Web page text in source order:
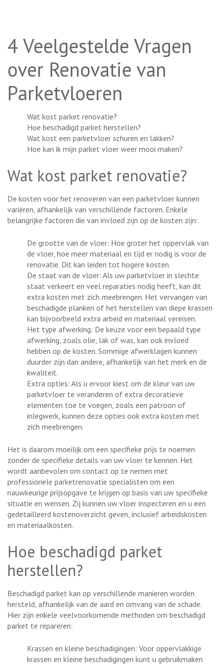
4 Veelgestelde Vragen
over Renovatie van
Parketvloeren
Wat kost parket renovatie?
Hoe beschadigd parket herstellen?
Wat kost een parketvloer schuren en lakken?
Hoe kan ik mijn parket vloer weer mooi maken?
Wat kost parket renovatie?
De kosten voor het renoveren van een parketvloer kunnen
variëren, afhankelijk van verschillende factoren. Enkele
belangrijke factoren die van invloed zijn op de kosten zijn:
De grootte van de vloer: Hoe groter het oppervlak van
de vloer, hoe meer materiaal en tijd er nodig is voor de
renovatie. Dit kan leiden tot hogere kosten.
De staat van de vloer: Als uw parketvloer in slechte
staat verkeert en veel reparaties nodig heeft, kan dit
extra kosten met zich meebrengen. Het vervangen van
beschadigde planken of het herstellen van diepe krassen
kan bijvoorbeeld extra arbeid en materiaal vereisen.
Het type afwerking: De keuze voor een bepaald type
afwerking, zoals olie, lak of was, kan ook invloed
hebben op de kosten. Sommige afwerklagen kunnen
duurder zijn dan andere, afhankelijk van het merk en de
kwaliteit.
Extra opties: Als u ervoor kiest om de kleur van uw
parketvloer te veranderen of extra decoratieve
elementen toe te voegen, zoals een patroon of
inlegwerk, kunnen deze opties ook extra kosten met
zich meebrengen.
Het is daarom moeilijk om een specifieke prijs te noemen
zonder de specifieke details van uw vloer te kennen. Het
wordt aanbevolen om contact op te nemen met
professionele parketrenovatie specialisten om een
nauwkeurige prijsopgave te krijgen op basis van uw specifieke
situatie en wensen. Zij kunnen uw vloer inspecteren en u een
gedetailleerd kostenoverzicht geven, inclusief arbeidskosten
en materiaalkosten.
Hoe beschadigd parket
herstellen?
Beschadigd parket kan op verschillende manieren worden
hersteld, afhankelijk van de aard en omvang van de schade.
Hier zijn enkele veelvoorkomende methoden om beschadigd
parket te repareren:
Krassen en kleine beschadigingen: Voor oppervlakkige
krassen en kleine beschadigingen kunt u gebruikmaken